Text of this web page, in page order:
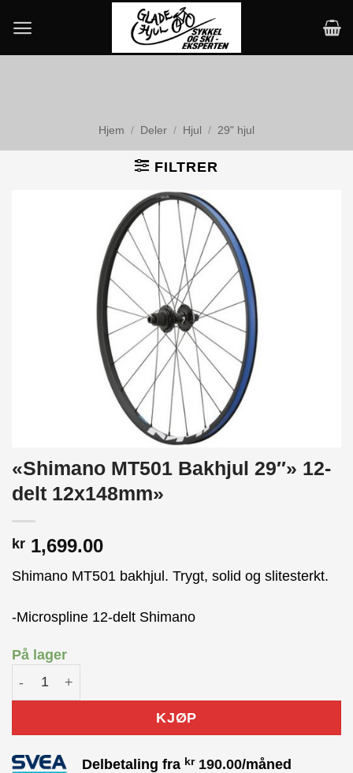
content
Hjem / Deler / Hjul / 29" hjul
FILTRER
«Shimano MT501 Bakhjul 29″» 12-
delt 12x148mm»
kr 1,699.00
Shimano MT501 bakhjul. Trygt, solid og slitesterkt.
-Microspline 12-delt Shimano
På lager
"Shimano MT501 Bakhjul 29"" 12-delt 12x148mm" antall
KJØP
Delbetaling fra kr190.00/måned